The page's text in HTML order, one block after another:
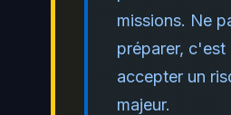
missions. Ne
préparer, c'est
accepter un
majeur.